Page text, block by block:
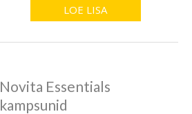
LOE LISA
Novita Essentials
kampsunid